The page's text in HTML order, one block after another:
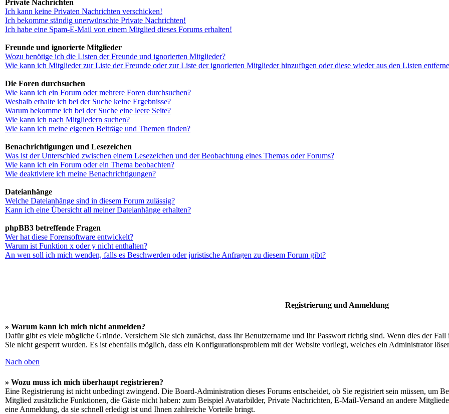
Private Nachrichten
Ich kann keine Privaten Nachrichten verschicken!
Ich bekomme ständig unerwünschte Private Nachrichten!
Ich habe eine Spam-E-Mail von einem Mitglied dieses Forums erhalten!
Freunde und ignorierte Mitglieder
Wozu benötige ich die Listen der Freunde und ignorierten Mitglieder?
Wie kann ich Mitglieder zur Liste der Freunde oder zur Liste der ignorierten Mitglieder hinzufügen oder diese wieder aus den Listen
Die Foren durchsuchen
Wie kann ich ein Forum oder mehrere Foren durchsuchen?
Weshalb erhalte ich bei der Suche keine Ergebnisse?
Warum bekomme ich bei der Suche eine leere Seite?
Wie kann ich nach Mitgliedern suchen?
Wie kann ich meine eigenen Beiträge und Themen finden?
Benachrichtigungen und Lesezeichen
Was ist der Unterschied zwischen einem Lesezeichen und der Beobachtung eines Themas oder Forums?
Wie kann ich ein Forum oder ein Thema beobachten?
Wie deaktiviere ich meine Benachrichtigungen?
Dateianhänge
Welche Dateianhänge sind in diesem Forum zulässig?
Kann ich eine Übersicht all meiner Dateianhänge erhalten?
phpBB3 betreffende Fragen
Wer hat diese Forensoftware entwickelt?
Warum ist Funktion x oder y nicht enthalten?
An wen soll ich mich wenden, falls es Beschwerden oder juristische Anfragen zu diesem Forum gibt?
Registrierung und Anmeldung
» Warum kann ich mich nicht anmelden?
Dafür gibt es viele mögliche Gründe. Versichern Sie sich zunächst, dass Ihr Benutzername und Ihr Passwort richtig sind. Wenn dies der
Sie nicht gesperrt wurden. Es ist ebenfalls möglich, dass ein Konfigurationsproblem mit der Website vorliegt, welches ein Administrator
Nach oben
» Wozu muss ich mich überhaupt registrieren?
Eine Registrierung ist nicht unbedingt zwingend. Die Board-Administration dieses Forums entscheidet, ob Sie registriert sein müssen, um
Mitglied zusätzliche Funktionen, die Gäste nicht haben: zum Beispiel Avatarbilder, Private Nachrichten, E-Mail-Versand an andere
eine Anmeldung, da sie schnell erledigt ist und Ihnen zahlreiche Vorteile bringt.